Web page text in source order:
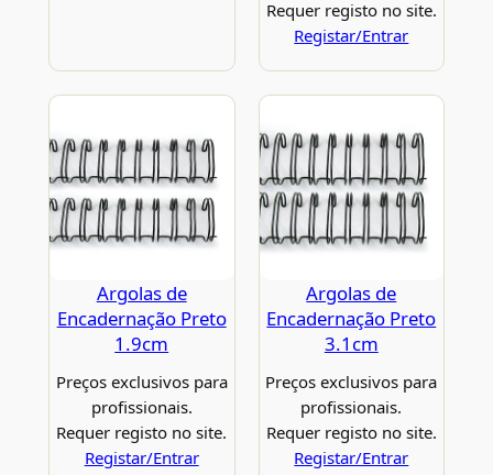
Requer registo no site.
Registar/Entrar
Argolas de
Encadernação Preto
1.9cm
Preços exclusivos para
profissionais.
Requer registo no site.
Registar/Entrar
Argolas de
Encadernação Preto
3.1cm
Preços exclusivos para
profissionais.
Requer registo no site.
Registar/Entrar